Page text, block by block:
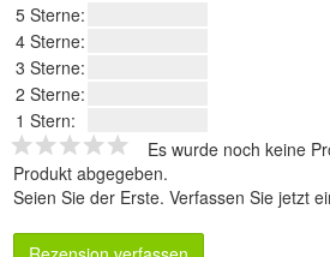
5 Sterne:
4 Sterne:
3 Sterne:
2 Sterne:
1 Stern:
Es wurde noch keine
Produkt abgegeben.
Seien Sie der Erste. Verfassen Sie jetzt